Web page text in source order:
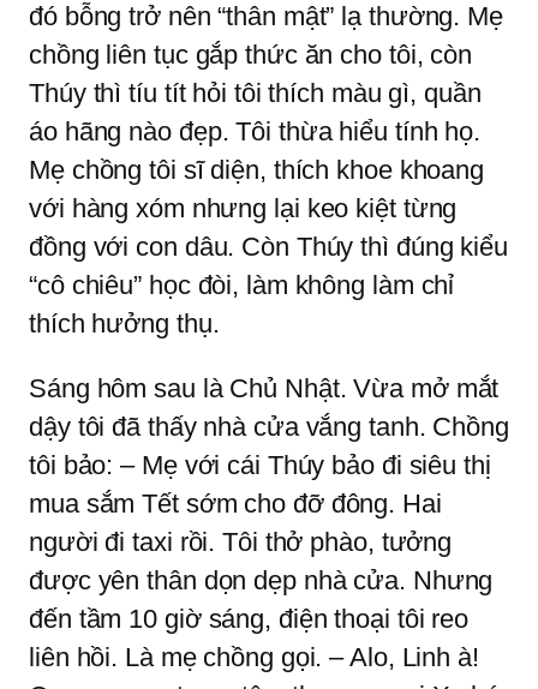
đó bỗng trở nên “thân mật” lạ thường. Mẹ
chồng liên tục gắp thức ăn cho tôi, còn
Thúy thì tíu tít hỏi tôi thích màu gì, quần
áo hãng nào đẹp. Tôi thừa hiểu tính họ.
Mẹ chồng tôi sĩ diện, thích khoe khoang
với hàng xóm nhưng lại keo kiệt từng
đồng với con dâu. Còn Thúy thì đúng kiểu
“cô chiêu” học đòi, làm không làm chỉ
thích hưởng thụ.
Sáng hôm sau là Chủ Nhật. Vừa mở mắt
dậy tôi đã thấy nhà cửa vắng tanh. Chồng
tôi bảo: – Mẹ với cái Thúy bảo đi siêu thị
mua sắm Tết sớm cho đỡ đông. Hai
người đi taxi rồi. Tôi thở phào, tưởng
được yên thân dọn dẹp nhà cửa. Nhưng
đến tầm 10 giờ sáng, điện thoại tôi reo
liên hồi. Là mẹ chồng gọi. – Alo, Linh à!